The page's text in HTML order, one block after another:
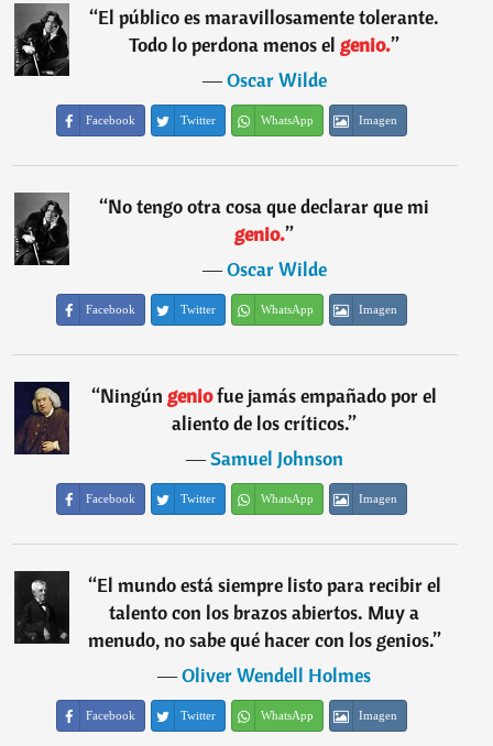
“El público es maravillosamente tolerante.
Todo lo perdona menos el genio.”
―Oscar Wilde
Facebook Twitter WhatsApp Imagen
“No tengo otra cosa que declarar que mi
genio.”
―Oscar Wilde
Facebook Twitter WhatsApp Imagen
“Ningún geniofue jamás empañado por el
aliento de los críticos.”
―Samuel Johnson
Facebook Twitter WhatsApp Imagen
“El mundo está siempre listo para recibir el
talento con los brazos abiertos. Muy a
menudo, no sabe qué hacer con los genios.”
―Oliver Wendell Holmes
Facebook Twitter WhatsApp Imagen